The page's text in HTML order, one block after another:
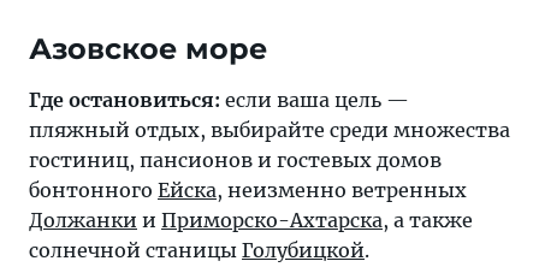
Азовское море
Где остановиться: если ваша цель —
пляжный отдых, выбирайте среди множества
гостиниц, пансионов и гостевых домов
бонтонного Ейска, неизменно ветренных
Должанки и Приморско-Ахтарска, а также
солнечной станицы Голубицкой.